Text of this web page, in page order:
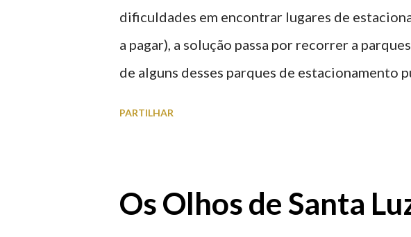
dificuldades em encontrar lugares de
a pagar), a solução passa por recorrer a
de alguns desses parques de estacionamento
Parque da Estação Viana Shopping é grátis de
PARTILHAR
Os Olhos de Santa